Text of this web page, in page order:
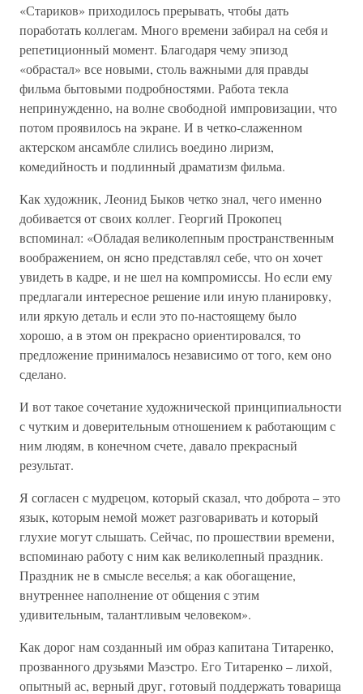
«Стариков» приходилось прерывать, чтобы дать
поработать коллегам. Много времени забирал на себя и
репетиционный момент. Благодаря чему эпизод
«обрастал» все новыми, столь важными для правды
фильма бытовыми подробностями. Работа текла
непринужденно, на волне свободной импровизации, что
потом проявилось на экране. И в четко-слаженном
актерском ансамбле слились воедино лиризм,
комедийность и подлинный драматизм фильма.
Как художник, Леонид Быков четко знал, чего именно
добивается от своих коллег. Георгий Прокопец
вспоминал: «Обладая великолепным пространственным
воображением, он ясно представлял себе, что он хочет
увидеть в кадре, и не шел на компромиссы. Но если ему
предлагали интересное решение или иную планировку,
или яркую деталь и если это по-настоящему было
хорошо, а в этом он прекрасно ориентировался, то
предложение принималось независимо от того, кем оно
сделано.
И вот такое сочетание художнической принципиальности
с чутким и доверительным отношением к работающим с
ним людям, в конечном счете, давало прекрасный
результат.
Я согласен с мудрецом, который сказал, что доброта – это
язык, которым немой может разговаривать и который
глухие могут слышать. Сейчас, по прошествии времени,
вспоминаю работу с ним как великолепный праздник.
Праздник не в смысле веселья; а как обогащение,
внутреннее наполнение от общения с этим
удивительным, талантливым человеком».
Как дорог нам созданный им образ капитана Титаренко,
прозванного друзьями Маэстро. Его Титаренко – лихой,
опытный ас, верный друг, готовый поддержать товарища